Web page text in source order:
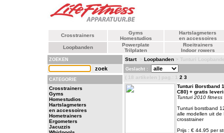
Crosstrainers
Gyms
Homestudios
Hartslagmeters
en accessoires
Loopbanden
Powerplate
Trilplaten
Roeitrainers
Indoor rowers
ZOEKEN
CATEGORIE
Crosstrainers
Gyms
Homestudios
Hartslagmeters
en accessoires
Hometrainers
Ergometers
Jacuzzis
Start> Loopbanden > Tunturi
Geslacht :
( 18 artikelen ) pag.: 1 2 3
Tunturi Borstband
C80) + gratis
Tunturi 2010 fitness
Tunturi borstband
alle modellen uit de
crosstrainer
Prijs : € 44.95 per